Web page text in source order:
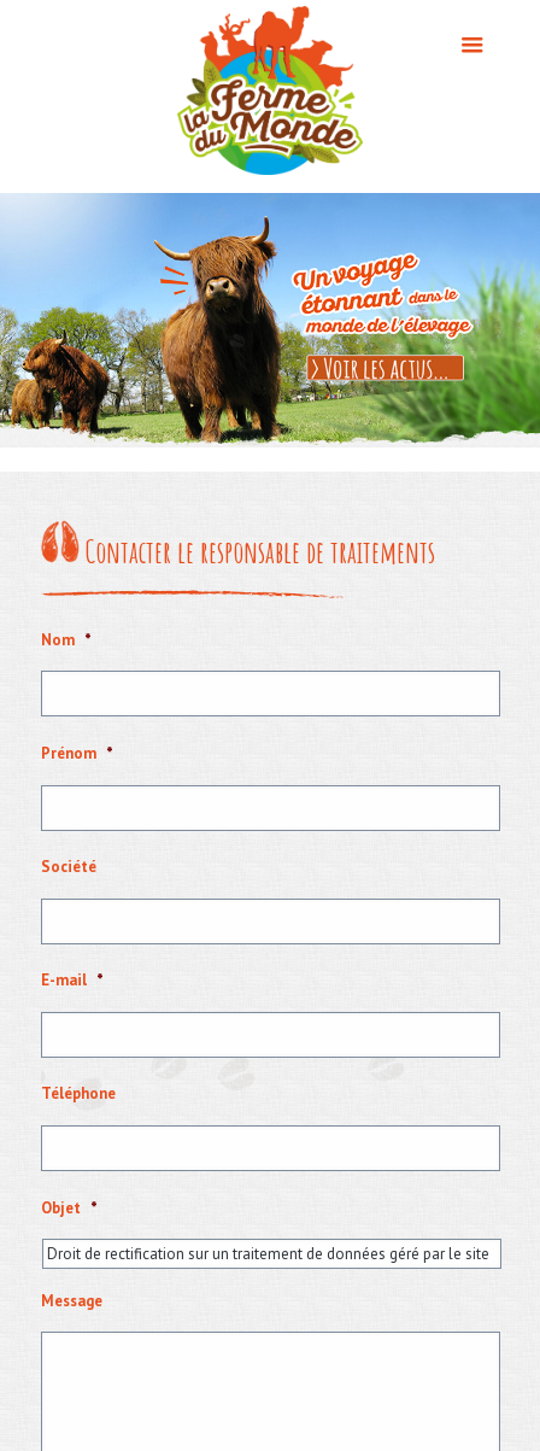
Contacter le responsable de traitements
Nom *
Prénom *
Société
E-mail *
Téléphone
Objet *
Message